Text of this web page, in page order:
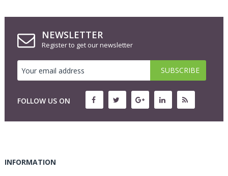
NEWSLETTER
Register to get our newsletter
FOLLOW US ON
INFORMATION